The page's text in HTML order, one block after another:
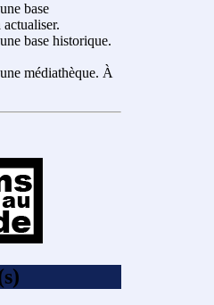
base
base historique.
médiathèque. À